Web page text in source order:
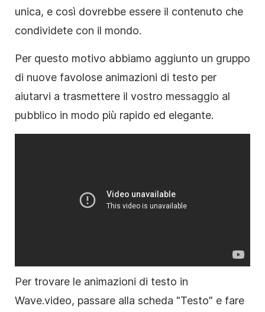
unica, e così dovrebbe essere il contenuto che
condividete con il mondo.
Per questo motivo abbiamo aggiunto un gruppo
di nuove favolose animazioni di testo per
aiutarvi a trasmettere il vostro messaggio al
pubblico in modo più rapido ed elegante.
Per trovare le animazioni di testo in
Wave.video, passare alla scheda "Testo" e fare